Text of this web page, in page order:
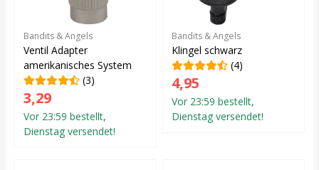
Bandits & Angels
Ventil Adapter
amerikanisches System
(3)
3,29
Vor 23:59 bestellt,
Dienstag versendet!
Bandits & Angels
Klingel schwarz
(4)
4,95
Vor 23:59 bestellt,
Dienstag versendet!